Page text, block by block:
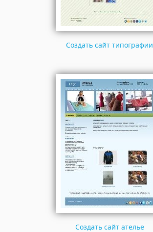
Создать сайт типографии
Создать сайт ателье